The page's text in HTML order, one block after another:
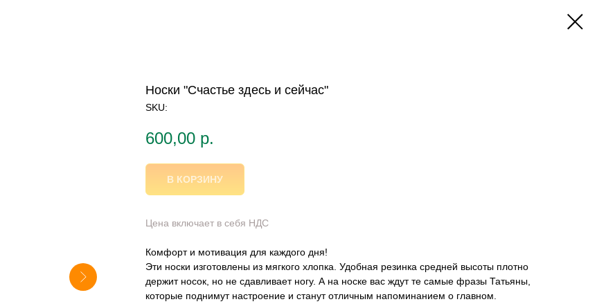
Носки "Счастье здесь и сейчас"
SKU:
600,00 р.
В КОРЗИНУ
Цена включает в себя НДС
Комфорт и мотивация для каждого дня!
Эти носки изготовлены из мягкого хлопка. Удобная резинка средней высоты плотно
держит носок, но не сдавливает ногу. А на носке вас ждут те самые фразы Татьяны,
которые поднимут настроение и станут отличным напоминанием о главном.